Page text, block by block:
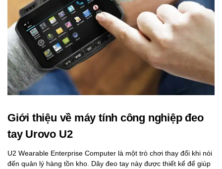
Giới thiệu về máy tính công nghiệp đeo
tay Urovo U2
U2 Wearable Enterprise Computer là một trò chơi thay đổi khi nói
đến quản lý hàng tồn kho. Dây đeo tay này được thiết kế để giúp